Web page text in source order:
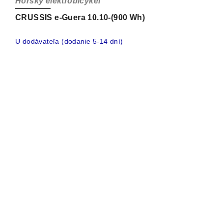
CRUSSIS e-Guera 10.10-(900 Wh)
U dodávateľa (dodanie 5-14 dní)